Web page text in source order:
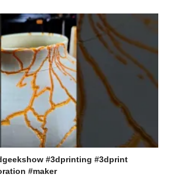
#3dprinting #3dprint
#maker